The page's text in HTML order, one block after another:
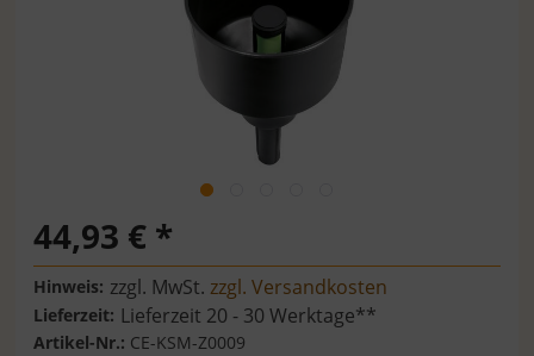
44,93 € *
Hinweis: zzgl. MwSt.zzgl. Versandkosten
Lieferzeit: Lieferzeit 20 - 30 Werktage**
Artikel-Nr.: CE-KSM-Z0009